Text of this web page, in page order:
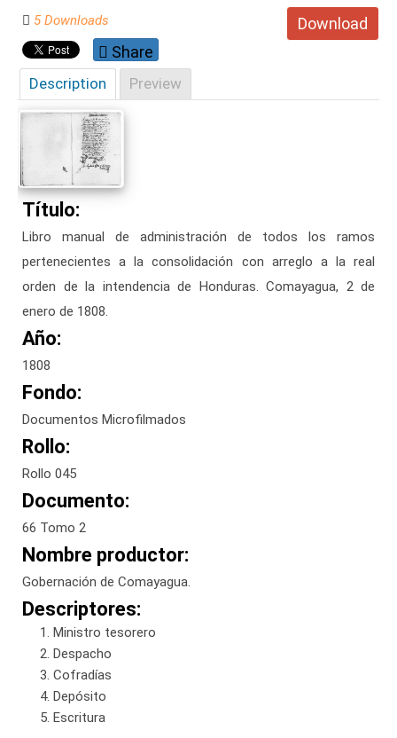
Download
5 Downloads
Share
Description Preview
Título:
Libro manual de administración de todos los ramos
pertenecientes a la consolidación con arreglo a la real
orden de la intendencia de Honduras. Comayagua, 2 de
enero de 1808.
Año:
1808
Fondo:
Documentos Microfilmados
Rollo:
Rollo 045
Documento:
66 Tomo 2
Nombre productor:
Gobernación de Comayagua.
Descriptores:
Ministro tesorero
Despacho
Cofradías
Depósito
Escritura